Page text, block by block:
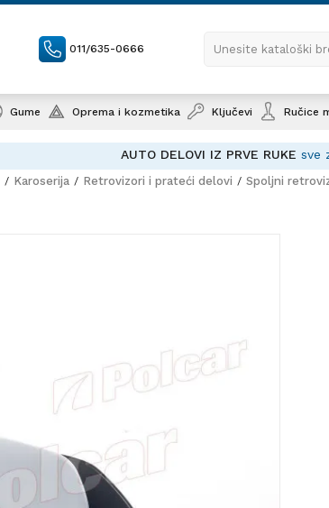
011/635-0666 Unesite kataloški
Gume Oprema i kozmetika Ključevi Ručice
AUTO DELOVI IZ PRVE RUKE sve
Karoserija Retrovizori i prateći delovi Spoljni